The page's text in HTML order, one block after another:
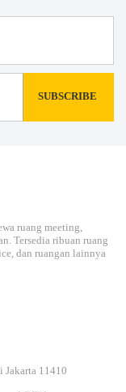
SUBSCRIBE
ruang meeting,
Tersedia ribuan ruang
dan ruangan lainnya
Jakarta 11410